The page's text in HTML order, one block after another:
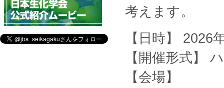
考えます。
【日時】 2026
【開催形式】
【会場】